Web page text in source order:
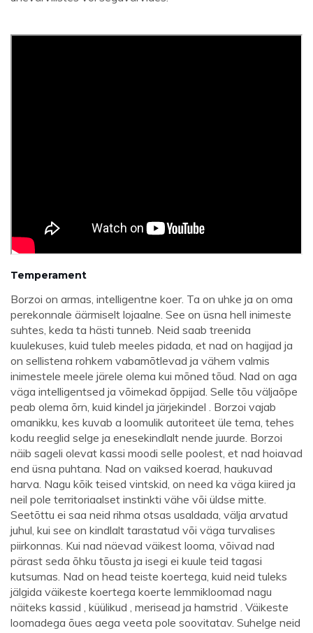
Temperament
Borzoi on armas, intelligentne koer. Ta on uhke ja on oma
perekonnale äärmiselt lojaalne. See on üsna hell inimeste
suhtes, keda ta hästi tunneb. Neid saab treenida
kuulekuses, kuid tuleb meeles pidada, et nad on hagijad ja
on sellistena rohkem vabamõtlevad ja vähem valmis
inimestele meele järele olema kui mõned tõud. Nad on aga
väga intelligentsed ja võimekad õppijad. Selle tõu väljaõpe
peab olema õrn, kuid kindel ja järjekindel . Borzoi vajab
omanikku, kes kuvab a loomulik autoriteet üle tema, tehes
kodu reeglid selge ja enesekindlalt nende juurde. Borzoi
näib sageli olevat kassi moodi selle poolest, et nad hoiavad
end üsna puhtana. Nad on vaiksed koerad, haukuvad
harva. Nagu kõik teised vintskid, on need ka väga kiired ja
neil pole territoriaalset instinkti vähe või üldse mitte.
Seetõttu ei saa neid rihma otsas usaldada, välja arvatud
juhul, kui see on kindlalt tarastatud või väga turvalises
piirkonnas. Kui nad näevad väikest looma, võivad nad
pärast seda õhku tõusta ja isegi ei kuule teid tagasi
kutsumas. Nad on head teiste koertega, kuid neid tuleks
jälgida väikeste koertega koerte lemmikloomad nagu
näiteks kassid , küülikud , merisead ja hamstrid . Väikeste
loomadega õues aega veeta pole soovitatav. Suhelge neid